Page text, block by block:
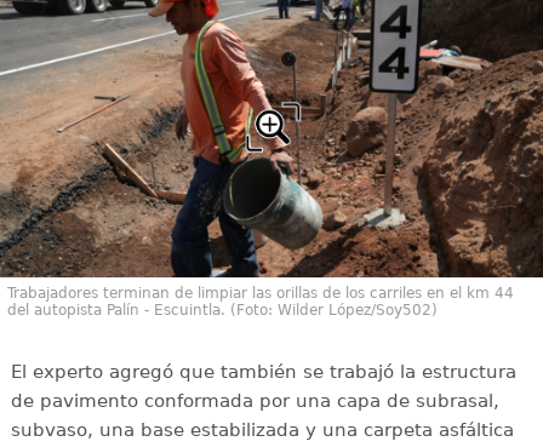
Trabajadores terminan de limpiar las orillas de los carriles en el km 44
del autopista Palín - Escuintla. (Foto: Wilder López/Soy502)
El experto agregó que también se trabajó la estructura
de pavimento conformada por una capa de subrasal,
subvaso, una base estabilizada y una carpeta asfáltica